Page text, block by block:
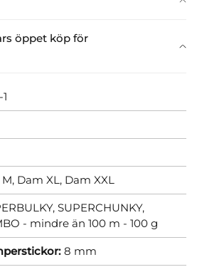
öppet köp för
Dam XL, Dam XXL
SUPERCHUNKY,
- mindre än 100 m - 100 g
8 mm